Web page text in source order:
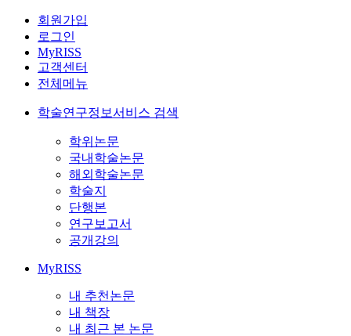
회원가입
로그인
MyRISS
고객센터
전체메뉴
학술연구정보서비스 검색
학위논문
국내학술논문
해외학술논문
학술지
단행본
연구보고서
공개강의
MyRISS
내 추천논문
내 책장
내 최근 본 논문